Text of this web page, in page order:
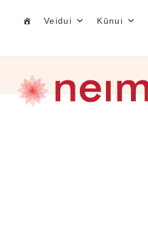
Veidui Kūnui